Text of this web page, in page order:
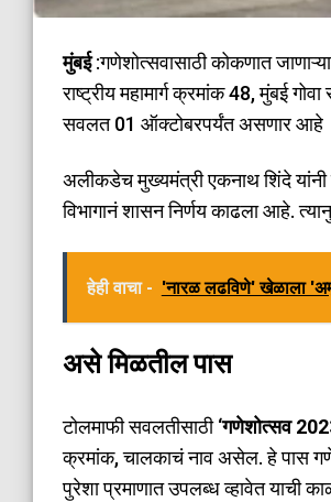
मुंबई:गणेशोत्सवासाठी कोकणात
राष्ट्रीय महामार्ग क्रमांक 48, मुंबई
सवलत 01 ऑक्टोबरपर्यंत असणार आहे
अलीकडेच मुख्यमंत्री एकनाथ शिंदे यांनी
विभागानं शासन निर्णय काढला आहे.
हेही वाचा - 'नारळ लढविणे' खेळाला
असे मिळतील पास
टोलमाफी सवलतीसाठी ‘गणेशोत्सव
क्रमांक, चालकाचं नाव असेल. हे पास
पुरेशा प्रमाणात उपलब्ध व्हावेत याची